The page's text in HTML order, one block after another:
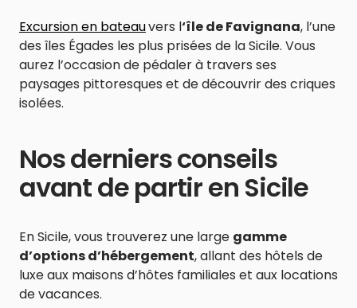
Excursion en bateauvers l‘île de Favignana, l’une
des îles Égades les plus prisées de la Sicile. Vous
aurez l’occasion de pédaler à travers ses
paysages pittoresques et de découvrir des criques
isolées.
Nos derniers conseils
avant de partir en Sicile
En Sicile, vous trouverez une large gamme
d’options d’hébergement, allant des hôtels de
luxe aux maisons d’hôtes familiales et aux locations
de vacances.